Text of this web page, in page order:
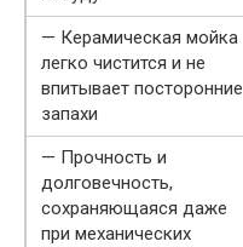
— Керамическая мойка
легко чистится и не
впитывает посторонние
запахи
— Прочность и
долговечность,
сохраняющаяся даже
при механических